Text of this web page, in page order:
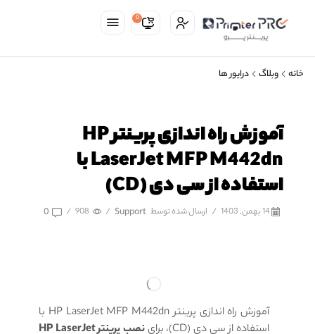
0
خانه وبلاگ درایور ها
آموزش راه اندازی پرینتر HP
LaserJet MFP M442dn با
استفاده از سی دی (CD)
/ ارسال شده توسط Support
/
908
/
0
آموزش راه اندازی پرینتر HP LaserJet MFP M442dn با
استفاده از سی دی (CD)،
برای
نصب پرینتر HP LaserJet